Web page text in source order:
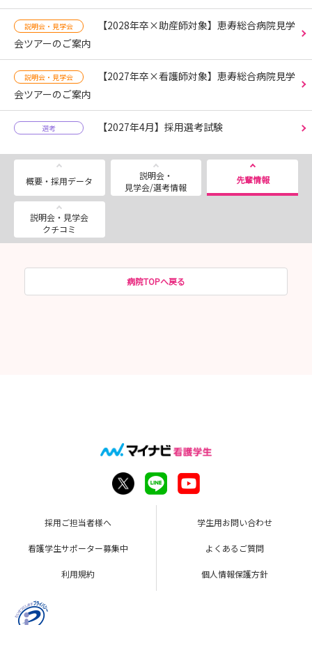
説明会・見学会
【2028年卒×助産師対象】恵寿総合病院見学
会ツアーのご案内
説明会・見学会
【2027年卒×看護師対象】恵寿総合病院見学
会ツアーのご案内
選考 【2027年4月】採用選考試験
概要・採用データ
説明会・
見学会/選考情報
先輩情報
説明会・見学会
クチコミ
病院TOPへ戻る
採用ご担当者様へ 学生用お問い合わせ
看護学生サポーター募集中 よくあるご質問
利用規約 個人情報保護方針